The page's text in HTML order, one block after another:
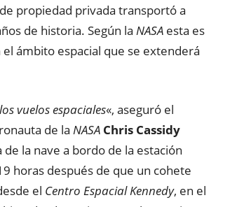
propiedad privada transportó a
de historia. Según la NASA esta es
ámbito espacial que se extenderá
vuelos espaciales«, aseguró el
de la NASA Chris Cassidy
la nave a bordo de la estación
horas después de que un cohete
el Centro Espacial Kennedy, en el